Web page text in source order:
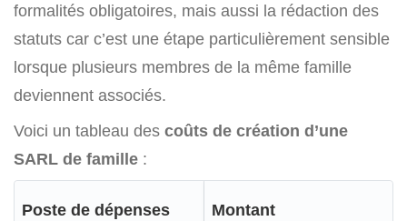
formalités obligatoires, mais aussi la rédaction des
statuts car c’est une étape particulièrement sensible
lorsque plusieurs membres de la même famille
deviennent associés.
Voici un tableau des coûts de création d’une
SARL de famille :
Poste de dépenses Montant